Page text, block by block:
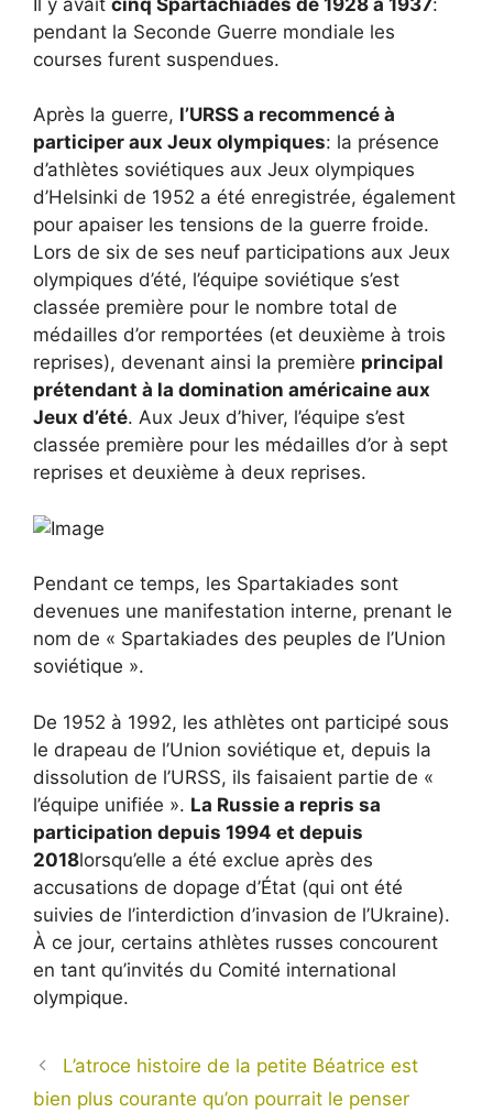
pendant la Seconde Guerre mondiale les
courses furent suspendues.
Après la guerre, l’URSS a recommencé à
participer aux Jeux olympiques: la présence
d’athlètes soviétiques aux Jeux olympiques
d’Helsinki de 1952 a été enregistrée, également
pour apaiser les tensions de la guerre froide.
Lors de six de ses neuf participations aux Jeux
olympiques d’été, l’équipe soviétique s’est
classée première pour le nombre total de
médailles d’or remportées (et deuxième à trois
reprises), devenant ainsi la première principal
prétendant à la domination américaine aux
Jeux d’été. Aux Jeux d’hiver, l’équipe s’est
classée première pour les médailles d’or à sept
reprises et deuxième à deux reprises.
Pendant ce temps, les Spartakiades sont
devenues une manifestation interne, prenant le
nom de « Spartakiades des peuples de l’Union
soviétique ».
De 1952 à 1992, les athlètes ont participé sous
le drapeau de l’Union soviétique et, depuis la
dissolution de l’URSS, ils faisaient partie de «
l’équipe unifiée ». La Russie a repris sa
participation depuis 1994 et depuis
2018lorsqu’elle a été exclue après des
accusations de dopage d’État (qui ont été
suivies de l’interdiction d’invasion de l’Ukraine).
À ce jour, certains athlètes russes concourent
en tant qu’invités du Comité international
olympique.
L’atroce histoire de la petite Béatrice est
bien plus courante qu’on pourrait le penser